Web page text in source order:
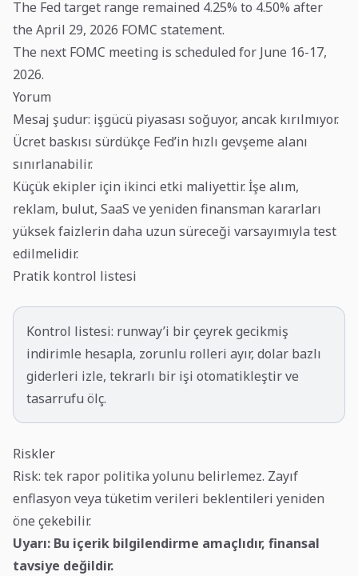
The Fed target range remained 4.25% to 4.50% after
the April 29, 2026 FOMC statement.
The next FOMC meeting is scheduled for June 16-17,
2026.
Yorum
Mesaj şudur: işgücü piyasası soğuyor, ancak kırılmıyor.
Ücret baskısı sürdükçe Fed’in hızlı gevşeme alanı
sınırlanabilir.
Küçük ekipler için ikinci etki maliyettir. İşe alım,
reklam, bulut, SaaS ve yeniden finansman kararları
yüksek faizlerin daha uzun süreceği varsayımıyla test
edilmelidir.
Pratik kontrol listesi
Kontrol listesi: runway’i bir çeyrek gecikmiş
indirimle hesapla, zorunlu rolleri ayır, dolar bazlı
giderleri izle, tekrarlı bir işi otomatikleştir ve
tasarrufu ölç.
Riskler
Risk: tek rapor politika yolunu belirlemez. Zayıf
enflasyon veya tüketim verileri beklentileri yeniden
öne çekebilir.
Uyarı: Bu içerik bilgilendirme amaçlıdır, finansal
tavsiye değildir.